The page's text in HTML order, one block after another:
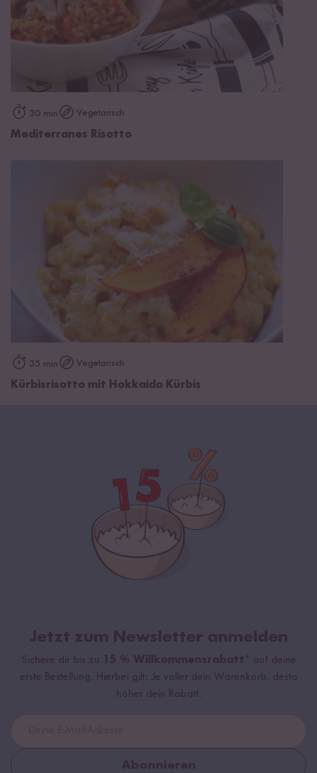
30 min Vegetarisch
Mediterranes Risotto
35 min Vegetarisch
Kürbisrisotto mit Hokkaido Kürbis
Jetzt zum Newsletter anmelden
Sichere dir bis zu 15 % Willkommensrabatt* auf deine
erste Bestellung. Hierbei gilt: Je voller dein Warenkorb, desto
höher dein Rabatt.
Abonnieren